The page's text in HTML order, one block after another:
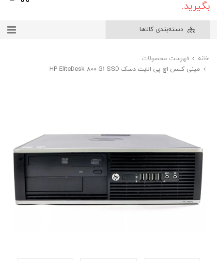
بگیرید.
دسته‌بندی کالاها
خانه
فهرست محصولات
مینی کیس اچ پی الایت دسک HP EliteDesk 800 G1 SSD